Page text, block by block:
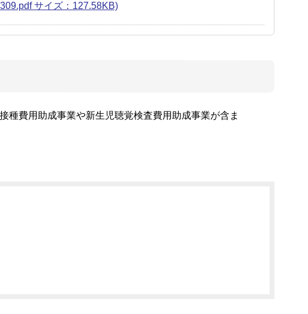
サイズ：127.58KB)
種費用助成事業や新生児聴覚検査費用助成事業が含ま